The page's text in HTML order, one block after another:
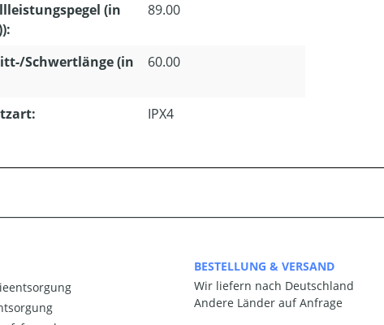
(in
89.00
Schwertlänge (in
60.00
IPX4
BESTELLUNG & VERSAND
Wir liefern nach Deutschland
Andere Länder auf Anfrage